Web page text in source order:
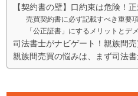
【契約書の壁】口約束は危険！
売買契約書に必ず記載すべき重要
「公正証書」にするメリットとデ
司法書士がナビゲート！親族間
親族間売買の悩みは、まず司法